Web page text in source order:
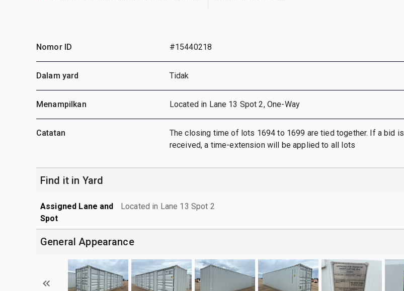
Nomor ID #15440218
Dalam yard Tidak
Menampilkan Located in Lane 13 Spot 2, One-Way
Catatan
The closing time of lots 1694 to 1699 are tied together. If a bid is
received, a time-extension will be applied to all lots
Find it in Yard
Assigned Lane and
Spot
Located in Lane 13 Spot 2
General Appearance